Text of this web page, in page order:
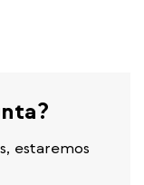
estaremos